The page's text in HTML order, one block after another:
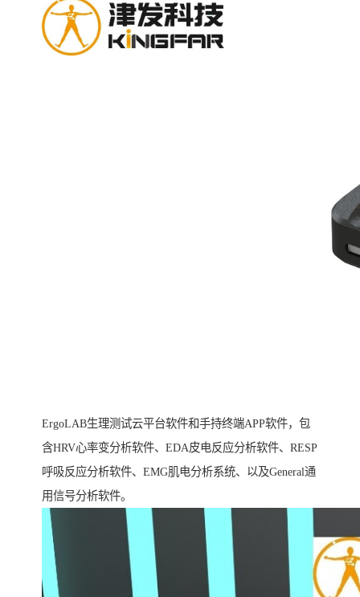
ErgoLAB生理测试云平台软件和手持终端APP软件，包
含HRV心率变分析软件、EDA皮电反应分析软件、RESP
呼吸反应分析软件、EMG肌电分析系统、以及General通
用信号分析软件。